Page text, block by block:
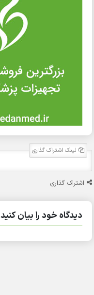
لینک اشتراک گذاری
اشتراک گذاری
دیدگاه خود را بیان کنید